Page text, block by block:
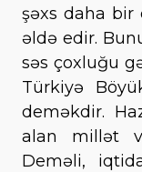
şəxs daha
əldə edir.
səs çoxluğu
Türkiyə
deməkdir.
alan millət
Deməli,